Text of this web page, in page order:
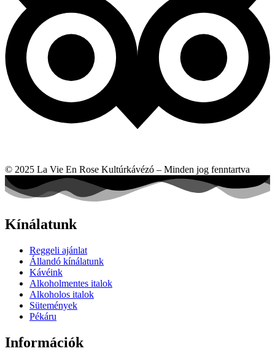
© 2025 La Vie En Rose Kultúrkávézó – Minden jog fenntartva
Kínálatunk
Reggeli ajánlat
Állandó kínálatunk
Kávéink
Alkoholmentes italok
Alkoholos italok
Sütemények
Pékáru
Információk